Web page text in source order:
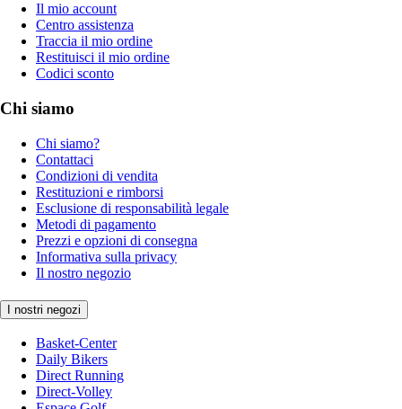
Il mio account
Centro assistenza
Traccia il mio ordine
Restituisci il mio ordine
Codici sconto
Chi siamo
Chi siamo?
Contattaci
Condizioni di vendita
Restituzioni e rimborsi
Esclusione di responsabilità legale
Metodi di pagamento
Prezzi e opzioni di consegna
Informativa sulla privacy
Il nostro negozio
I nostri negozi
Basket-Center
Daily Bikers
Direct Running
Direct-Volley